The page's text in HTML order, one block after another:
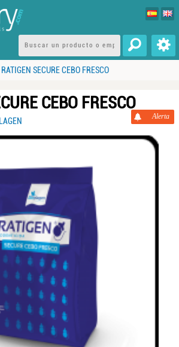
RATIGEN SECURE CEBO FRESCO
CEBO FRESCO
Alerta